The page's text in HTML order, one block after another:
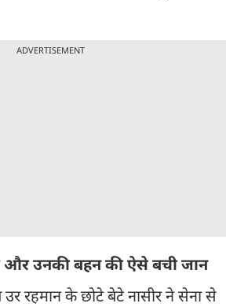
ADVERTISEMENT
उनकी बहन की ऐसे बची जान
रहमान के छोटे बेटे नासीर ने सेना से